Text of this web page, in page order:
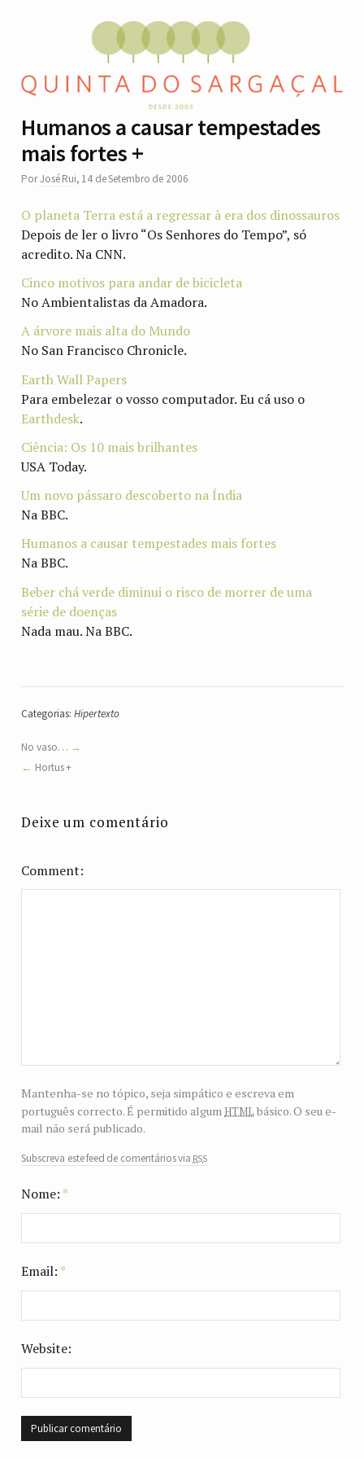
Humanos a causar tempestades
mais fortes +
PorJosé Rui, 14 de Setembro de 2006
O planeta Terra está a regressar à era dos dinossauros
Depois de ler o livro “Os Senhores do Tempo”, só
acredito. Na CNN.
Cinco motivos para andar de bicicleta
No Ambientalistas da Amadora.
A árvore mais alta do Mundo
No San Francisco Chronicle.
Earth Wall Papers
Para embelezar o vosso computador. Eu cá uso o
Earthdesk.
Ciência: Os 10 mais brilhantes
USA Today.
Um novo pássaro descoberto na Índia
Na BBC.
Humanos a causar tempestades mais fortes
Na BBC.
Beber chá verde diminui o risco de morrer de uma
série de doenças
Nada mau. Na BBC.
Categorias: Hipertexto
No vaso…
Hortus +
Deixe um comentário
Comment
Mantenha-se no tópico, seja simpático e escreva em
português correcto. É permitido algum htmlbásico. O seu e-
mail não será publicado.
Subscreva este feed de comentários via rss
Nome: *
Email: *
Website: